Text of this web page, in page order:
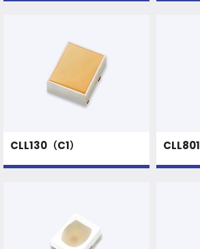
CLL130（C1） CLL801